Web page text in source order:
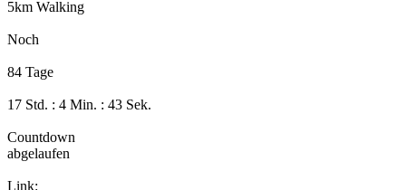
5km Walking
Noch
84 Tage
17 Std. : 4 Min. : 42 Sek.
Countdown
abgelaufen
Link: